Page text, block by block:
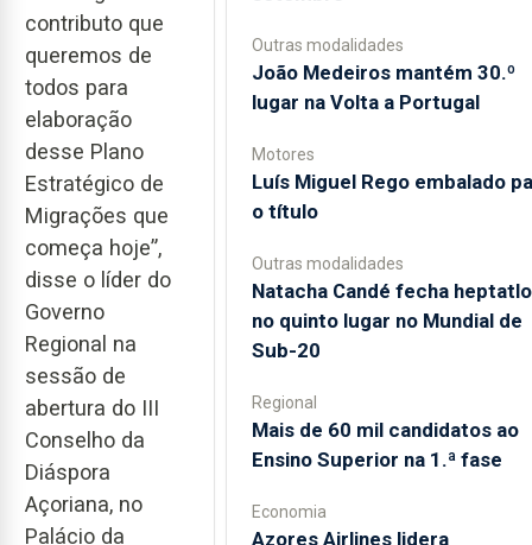
contributo que
queremos de
todos para
elaboração
desse Plano
Estratégico de
Migrações que
começa hoje”,
disse o líder do
Governo
Regional na
sessão de
abertura do III
Conselho da
Diáspora
Açoriana, no
Palácio da
Outras modalidades
João Medeiros mantém 30.º
lugar na Volta a Portugal
Motores
Luís Miguel Rego embalado
o título
Outras modalidades
Natacha Candé fecha heptatlo
no quinto lugar no Mundial de
Sub-20
Regional
Mais de 60 mil candidatos ao
Ensino Superior na 1.ª fase
Economia
Azores Airlines lidera